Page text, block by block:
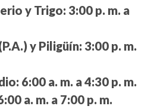
y Trigo: 3:00 p. m. a
y Piligüín: 3:00 p. m.
6:00 a. m. a 4:30 p. m.
a. m. a 7:00 p. m.